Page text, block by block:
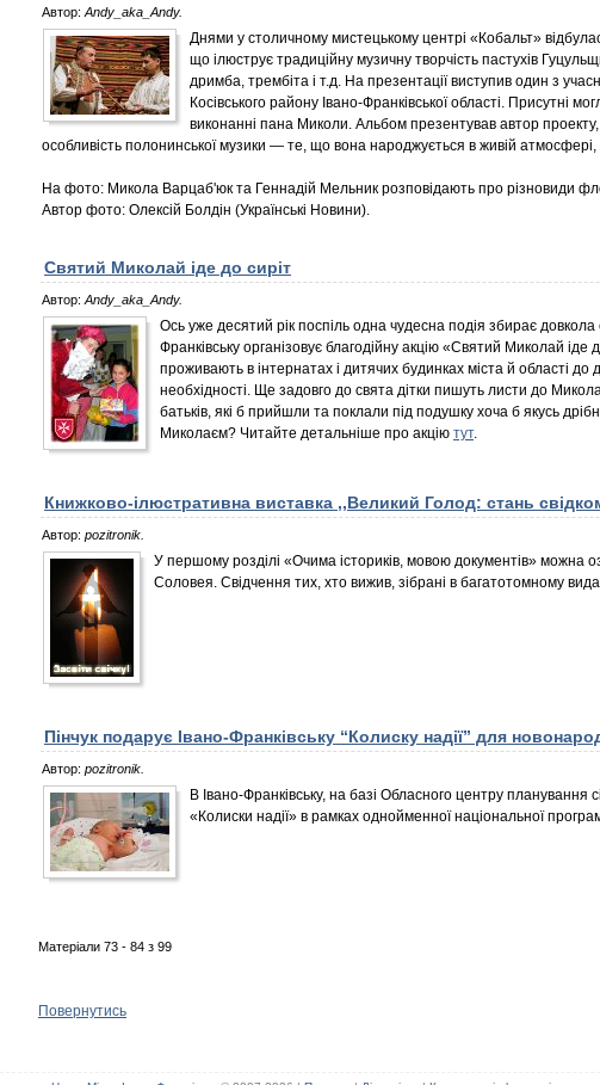
Автор:Andy_aka_Andy.
Днями у столичному мистецькому центрі «Кобальт»
що ілюструє традиційну музичну творчість пастухів
дримба, трембіта і т.д. На презентації виступив один з
Косівського району Івано-Франківської області. Присутні
виконанні пана Миколи. Альбом презентував автор
особливість полонинської музики — те, що вона народжується в живій атмосфері,
На фото: Микола Варцаб'юк та Геннадій Мельник розповідають про різновиди
Автор фото: Олексій Болдін (Українські Новини).
Святий Миколай іде до сиріт
Автор:Andy_aka_Andy.
Ось уже десятий рік поспіль одна чудесна подія збирає
Франківську організовує благодійну акцію «Святий Миколай іде
проживають в інтернатах і дитячих будинках міста й області
необхідності. Ще задовго до свята дітки пишуть листи до
батьків, які б прийшли та поклали під подушку хоча б якусь
Миколаєм? Читайте детальніше про акцію тут.
Книжково-ілюстративна виставка ,,Великий Голод: стань
Автор: pozitronik.
У першому розділі «Очима істориків, мовою документів» можна
Соловея. Свідчення тих, хто вижив, зібрані в багатотомному
Пінчук подарує Івано-Франківську “Колиску надії” для
Автор: pozitronik.
В Івано-Франківську, на базі Обласного центру
«Колиски надії» в рамках однойменної національної
Матеріали 73 - 84 з 99
Повернутись